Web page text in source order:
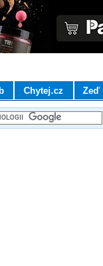
Chytej.cz Zeď